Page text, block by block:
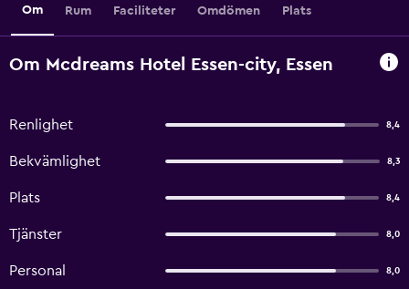
Om Rum Faciliteter Omdömen Plats
Om Mcdreams Hotel Essen-city, Essen
Renlighet 8,4
Bekvämlighet 8,3
Plats 8,4
Tjänster 8,0
Personal 8,0